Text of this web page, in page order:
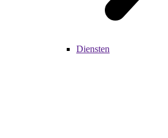
Diensten